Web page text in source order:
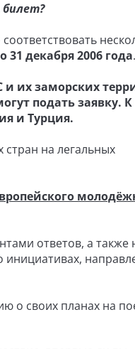
декабря 2006 года.
и их заморских
подать заявку.
и Турция.
на легальных
ответов, а также
о своих планах на